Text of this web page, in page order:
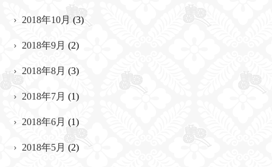
2018年10月 (3)
2018年9月 (2)
2018年8月 (3)
2018年7月 (1)
2018年6月 (1)
2018年5月 (2)